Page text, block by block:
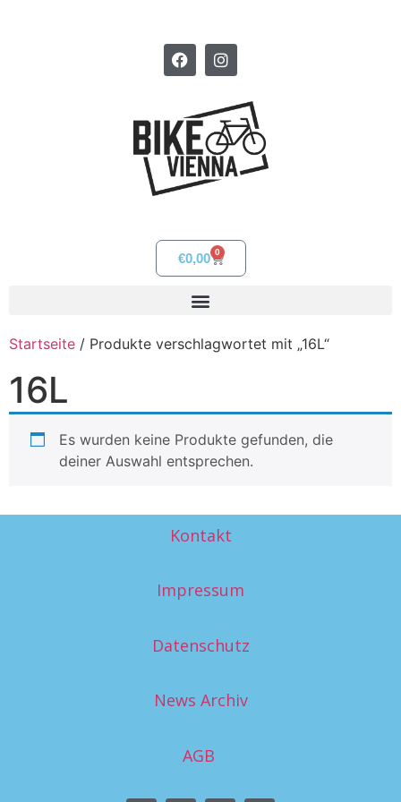
€0,00 0
Startseite / Produkte verschlagwortet mit „16L“
16L
Es wurden keine Produkte gefunden, die
deiner Auswahl entsprechen.
Kontakt
Impressum
Datenschutz
News Archiv
AGB